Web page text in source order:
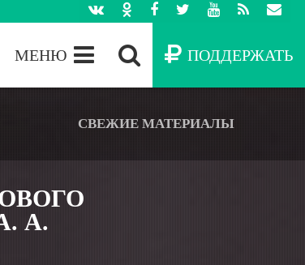
ПОДДЕРЖАТЬ
МЕНЮ
СВЕЖИЕ МАТЕРИАЛЫ
ПРЕДСЕДАТЕЛЯ